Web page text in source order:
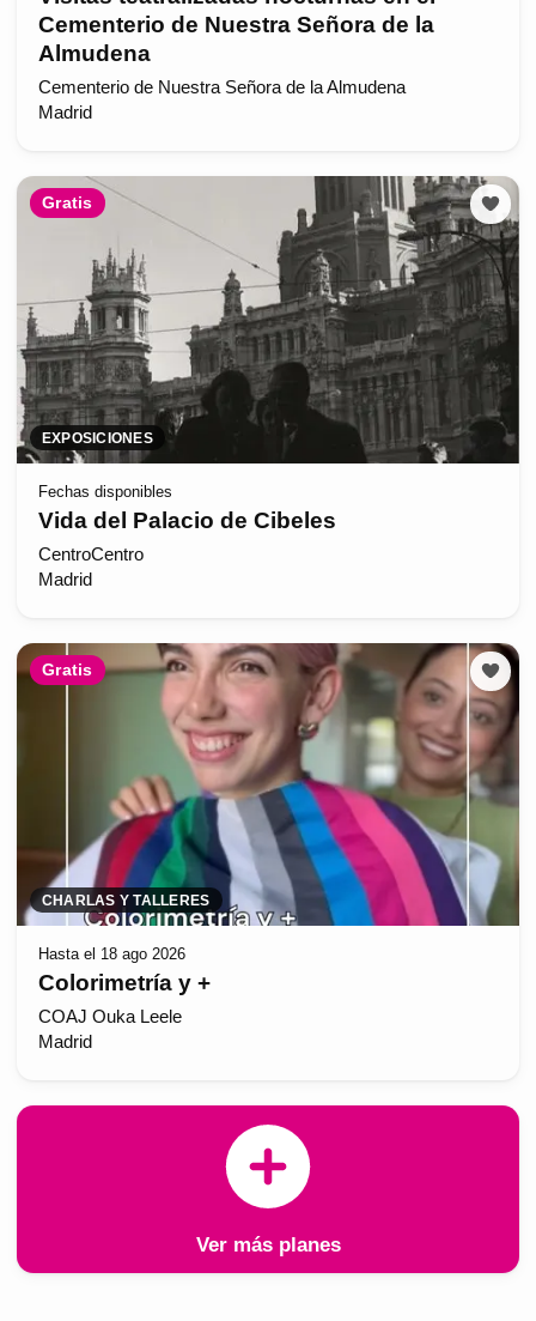
Cementerio de Nuestra Señora de la
Almudena
Cementerio de Nuestra Señora de la Almudena
Madrid
Gratis
EXPOSICIONES
Fechas disponibles
Vida del Palacio de Cibeles
CentroCentro
Madrid
Gratis
CHARLAS Y TALLERES
Hasta el 18 ago 2026
Colorimetría y +
COAJ Ouka Leele
Madrid
Ver más planes